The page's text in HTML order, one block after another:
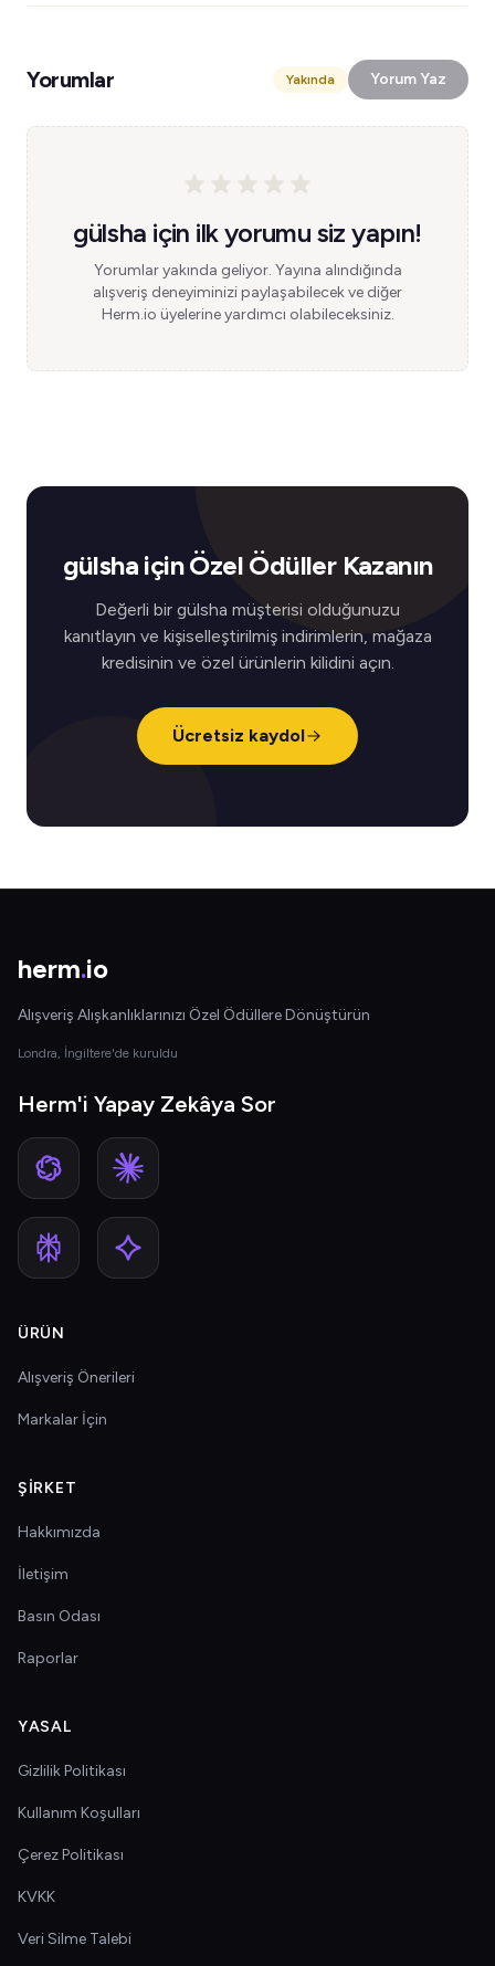
Yorumlar Yakında Yorum Yaz
gülsha için ilk yorumu siz yapın!
Yorumlar yakında geliyor. Yayına alındığında
alışveriş deneyiminizi paylaşabilecek ve diğer
Herm.io üyelerine yardımcı olabileceksiniz.
gülsha için Özel Ödüller Kazanın
Değerli bir gülsha müşterisi olduğunuzu
kanıtlayın ve kişiselleştirilmiş indirimlerin, mağaza
kredisinin ve özel ürünlerin kilidini açın.
Ücretsiz kaydol
herm.io
Alışveriş Alışkanlıklarınızı Özel Ödüllere Dönüştürün
Londra, İngiltere'de kuruldu
Herm'i Yapay Zekâya Sor
ÜRÜN
Alışveriş Önerileri
Markalar İçin
ŞIRKET
Hakkımızda
İletişim
Basın Odası
Raporlar
YASAL
Gizlilik Politikası
Kullanım Koşulları
Çerez Politikası
KVKK
Veri Silme Talebi